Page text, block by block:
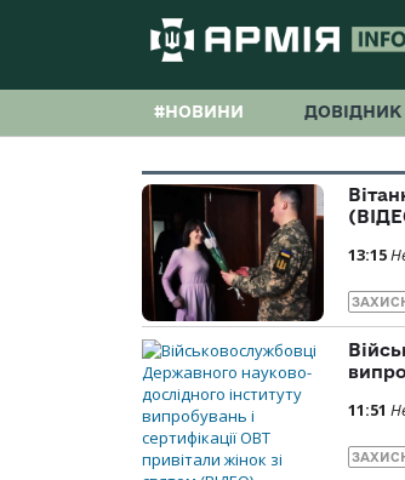
#НОВИНИ ДОВІДНИК
13:15
11:51